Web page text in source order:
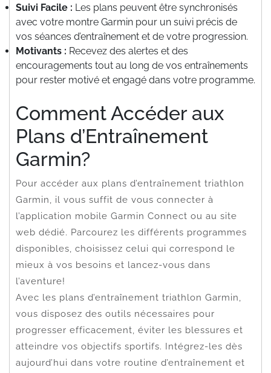
Suivi Facile : Les plans peuvent être synchronisés
avec votre montre Garmin pour un suivi précis de
vos séances d’entraînement et de votre progression.
Motivants : Recevez des alertes et des
encouragements tout au long de vos entraînements
pour rester motivé et engagé dans votre programme.
Comment Accéder aux
Plans d’Entraînement
Garmin?
Pour accéder aux plans d’entraînement triathlon
Garmin, il vous suffit de vous connecter à
l’application mobile Garmin Connect ou au site
web dédié. Parcourez les différents programmes
disponibles, choisissez celui qui correspond le
mieux à vos besoins et lancez-vous dans
l’aventure!
Avec les plans d’entraînement triathlon Garmin,
vous disposez des outils nécessaires pour
progresser efficacement, éviter les blessures et
atteindre vos objectifs sportifs. Intégrez-les dès
aujourd’hui dans votre routine d’entraînement et